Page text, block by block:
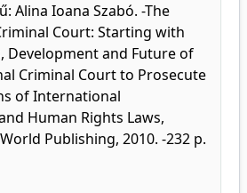
Alina Ioana Szabó. -The
Court: Starting with
Development and Future of
Criminal Court to Prosecute
of International
Human Rights Laws,
Publishing, 2010. -232 p.